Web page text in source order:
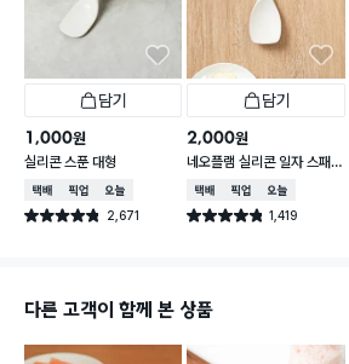
담기
1,000원
실리콘 스푼 대형
택배배송매장픽업오늘배송
별점 4.8점 2,671
건 작성
담기
2,000원
네오플램 실리콘 일자 스패
츌러
택배배송매장픽업오늘배송
별점 4.8점 1,419
건 작성
다른 고객이 함께 본 상품